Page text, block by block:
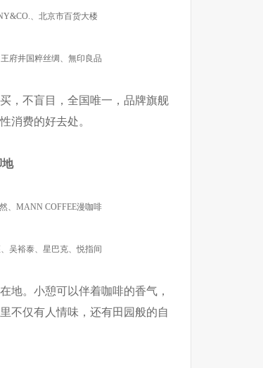
、北京市百货大楼
府井国粹丝绸、無印良品
，不盲目，全国唯一，品牌旗舰
消费的好去处。
地
、MANN COFFEE漫咖啡
吴裕泰、星巴克、悦指间
地。小憩可以伴着咖啡的香气，
不仅有人情味，还有田园般的自